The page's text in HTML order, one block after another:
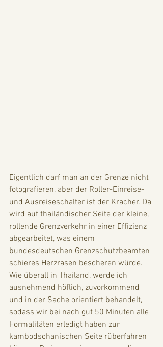
Eigentlich darf man an der Grenze nicht
fotografieren, aber der Roller-Einreise-
und Ausreiseschalter ist der Kracher. Da
wird auf thailändischer Seite der kleine,
rollende Grenzverkehr in einer Effizienz
abgearbeitet, was einem
bundesdeutschen Grenzschutzbeamten
schieres Herzrasen bescheren würde.
Wie überall in Thailand, werde ich
ausnehmend höflich, zuvorkommend
und in der Sache orientiert behandelt,
sodass wir bei nach gut 50 Minuten alle
Formalitäten erledigt haben zur
kambodschanischen Seite rüberfahren